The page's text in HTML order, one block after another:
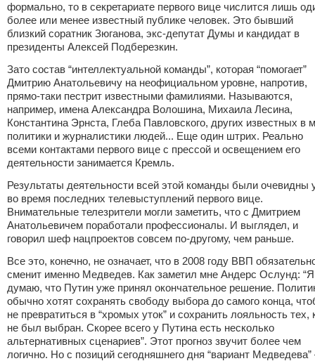
формально, то в секретариате первого вице числится лишь
более или менее известный публике человек. Это бывший
близкий соратник Зюганова, экс-депутат Думы и кандидат в
президенты Алексей Подберезкин.
Зато состав “интеллектуальной команды”, которая “помогает”
Дмитрию Анатольевичу на неофициальном уровне, напротив,
прямо-таки пестрит известными фамилиями. Называются,
например, имена Александра Волошина, Михаила Лесина,
Константина Эрнста, Глеба Павловского, других известных в
политики и журналистики людей... Еще один штрих. Реально
всеми контактами первого вице с прессой и освещением его
деятельности занимается Кремль.
Результаты деятельности всей этой команды были очевидны
во время последних телевыступлений первого вице.
Внимательные телезрители могли заметить, что с Дмитрием
Анатольевичем поработали профессионалы. И выглядел, и
говорил шеф нацпроектов совсем по-другому, чем раньше.
Все это, конечно, не означает, что в 2008 году ВВП
сменит именно Медведев. Как заметил мне Андерс Ослунд:
думаю, что Путин уже принял окончательное решение.
обычно хотят сохранять свободу выбора до самого конца,
не превратиться в “хромых уток” и сохранить лояльность тех,
не был выбран. Скорее всего у Путина есть несколько
альтернативных сценариев”. Этот прогноз звучит более чем
логично. Но с позиций сегодняшнего дня “вариант